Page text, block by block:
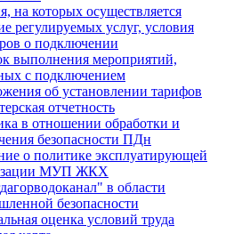
на которых осуществляется
регулируемых услуг, условия
о подключении
выполнения мероприятий,
с подключением
об установлении тарифов
отчетность
в отношении обработки и
безопасности ПДн
о политике эксплуатирующей
МУП ЖКХ
в области
безопасности
оценка условий труда